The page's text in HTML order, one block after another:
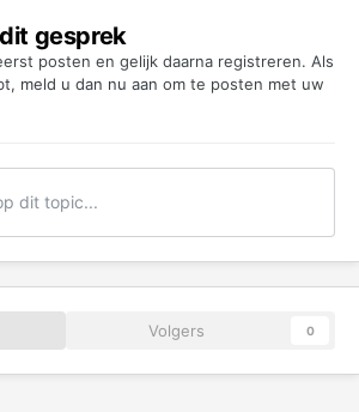
gesprek
posten en gelijk daarna registreren. Als
meld u dan nu aan om te posten met uw
dit topic...
Volgers 0